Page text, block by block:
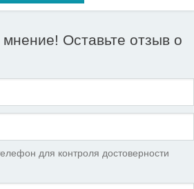
Оставьте отзыв о
для контроля достоверности